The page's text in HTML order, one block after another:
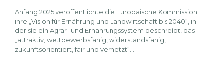
Anfang 2025 veröffentlichte die Europäische Kommission
ihre „Vision für Ernährung und Landwirtschaft bis 2040“, in
der sie ein Agrar- und Ernährungssystem beschreibt, das
„attraktiv, wettbewerbsfähig, widerstandsfähig,
zukunftsorientiert, fair und vernetzt“...